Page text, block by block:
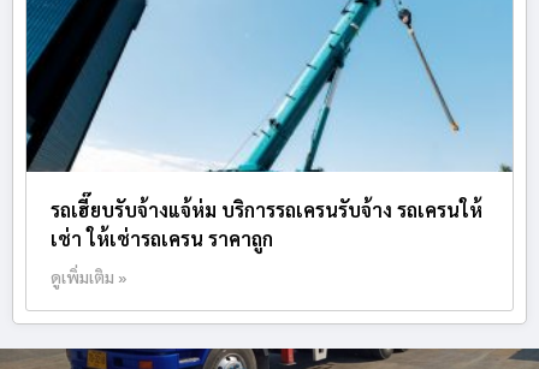
รถเฮี๊ยบรับจ้างแจ้ห่ม บริการรถเครนรับจ้าง รถเครนให้
เช่า ให้เช่ารถเครน ราคาถูก
ดูเพิ่มเติม »